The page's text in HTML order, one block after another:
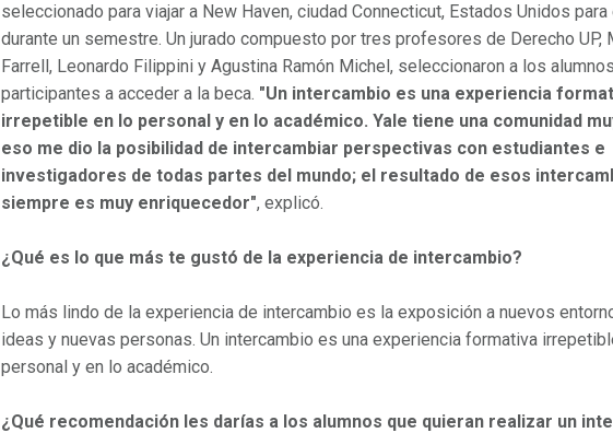
seleccionado para viajar a New Haven, ciudad Connecticut, Estados Unidos
durante un semestre. Un jurado compuesto por tres profesores de Derecho UP,
Farrell, Leonardo Filippini y Agustina Ramón Michel, seleccionaron a los alumnos
participantes a acceder a la beca. "Un intercambio es una experiencia
irrepetible en lo personal y en lo académico. Yale tiene una comunidad
eso me dio la posibilidad de intercambiar perspectivas con estudiantes e
investigadores de todas partes del mundo; el resultado de esos
siempre es muy enriquecedor", explicó.
¿Qué es lo que más te gustó de la experiencia de intercambio?
Lo más lindo de la experiencia de intercambio es la exposición a nuevos
ideas y nuevas personas. Un intercambio es una experiencia formativa
personal y en lo académico.
¿Qué recomendación les darías a los alumnos que quieran realizar un